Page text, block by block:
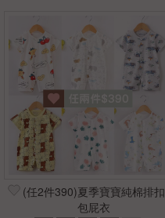
(任2件390)夏季寶寶純棉排扣
包屁衣